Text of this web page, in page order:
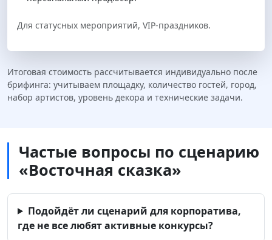
Для статусных мероприятий, VIP-праздников.
Итоговая стоимость рассчитывается индивидуально после
брифинга: учитываем площадку, количество гостей, город,
набор артистов, уровень декора и технические задачи.
Частые вопросы по сценарию
«Восточная сказка»
Подойдёт ли сценарий для корпоратива,
где не все любят активные конкурсы?